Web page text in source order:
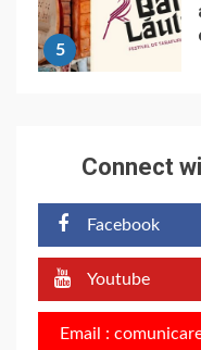
5
Connect
Facebook
Youtube
Email :